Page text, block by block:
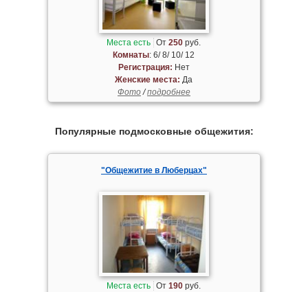
Места есть От250 руб.
Комнаты: 6/ 8/ 10/ 12
Регистрация: Нет
Женские места: Да
Фото/подробнее
Популярные подмосковные общежития:
"Общежитие в Люберцах"
Места есть От190 руб.